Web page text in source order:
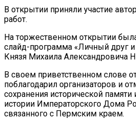
В открытии приняли участие
работ.
На торжественном открытии
слайд-программа «Личный друг и
Князя Михаила Александровича
В своем приветственном слове
поблагодарил организаторов и
сохранения исторической
истории Императорского Дома
связанного с Пермским краем.